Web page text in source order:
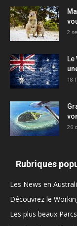
2
18
26
Rubriques
Les News en
Découvrez le
Les plus beaux